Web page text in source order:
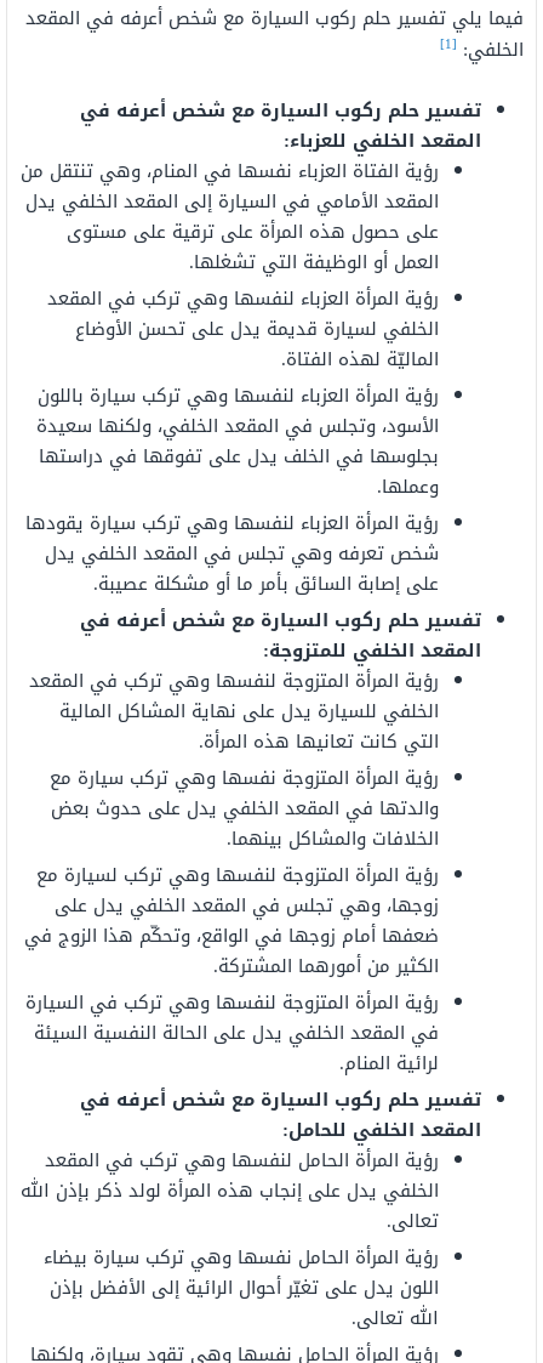
فيما يلي تفسير حلم ركوب السيارة مع شخص أعرفه في المقعد
الخلفي: [1]
تفسير حلم ركوب السيارة مع شخص أعرفه في
المقعد الخلفي للعزباء:
رؤية الفتاة العزباء نفسها في المنام، وهي تنتقل من
المقعد الأمامي في السيارة إلى المقعد الخلفي يدل
على حصول هذه المرأة على ترقية على مستوى
العمل أو الوظيفة التي تشغلها.
رؤية المرأة العزباء لنفسها وهي تركب في المقعد
الخلفي لسيارة قديمة يدل على تحسن الأوضاع
الماليّة لهذه الفتاة.
رؤية المرأة العزباء لنفسها وهي تركب سيارة باللون
الأسود، وتجلس في المقعد الخلفي، ولكنها سعيدة
بجلوسها في الخلف يدل على تفوقها في دراستها
وعملها.
رؤية المرأة العزباء لنفسها وهي تركب سيارة يقودها
شخص تعرفه وهي تجلس في المقعد الخلفي يدل
على إصابة السائق بأمر ما أو مشكلة عصيبة.
تفسير حلم ركوب السيارة مع شخص أعرفه في
المقعد الخلفي للمتزوجة:
رؤية المرأة المتزوجة لنفسها وهي تركب في المقعد
الخلفي للسيارة يدل على نهاية المشاكل المالية
التي كانت تعانيها هذه المرأة.
رؤية المرأة المتزوجة نفسها وهي تركب سيارة مع
والدتها في المقعد الخلفي يدل على حدوث بعض
الخلافات والمشاكل بينهما.
رؤية المرأة المتزوجة لنفسها وهي تركب لسيارة مع
زوجها، وهي تجلس في المقعد الخلفي يدل على
ضعفها أمام زوجها في الواقع، وتحكّم هذا الزوج في
الكثير من أمورهما المشتركة.
رؤية المرأة المتزوجة لنفسها وهي تركب في السيارة
في المقعد الخلفي يدل على الحالة النفسية السيئة
لرائية المنام.
تفسير حلم ركوب السيارة مع شخص أعرفه في
المقعد الخلفي للحامل:
رؤية المرأة الحامل لنفسها وهي تركب في المقعد
الخلفي يدل على إنجاب هذه المرأة لولد ذكر بإذن الله
تعالى.
رؤية المرأة الحامل نفسها وهي تركب سيارة بيضاء
اللون يدل على تغيّر أحوال الرائية إلى الأفضل بإذن
الله تعالى.
رؤية المرأة الحامل نفسها وهي تقود سيارة، ولكنها